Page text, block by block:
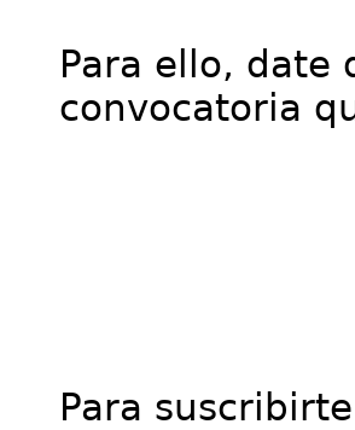
Para ello, date
convocatoria
Para